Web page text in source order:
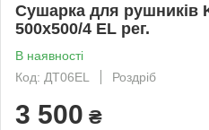
Сушарка для рушників
500х500/4 EL рег.
В наявності
Код: ДТ06ЕL
Роздріб
3 500 ₴